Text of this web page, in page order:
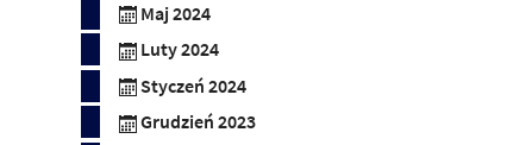
Maj 2024
Luty 2024
Styczeń 2024
Grudzień 2023